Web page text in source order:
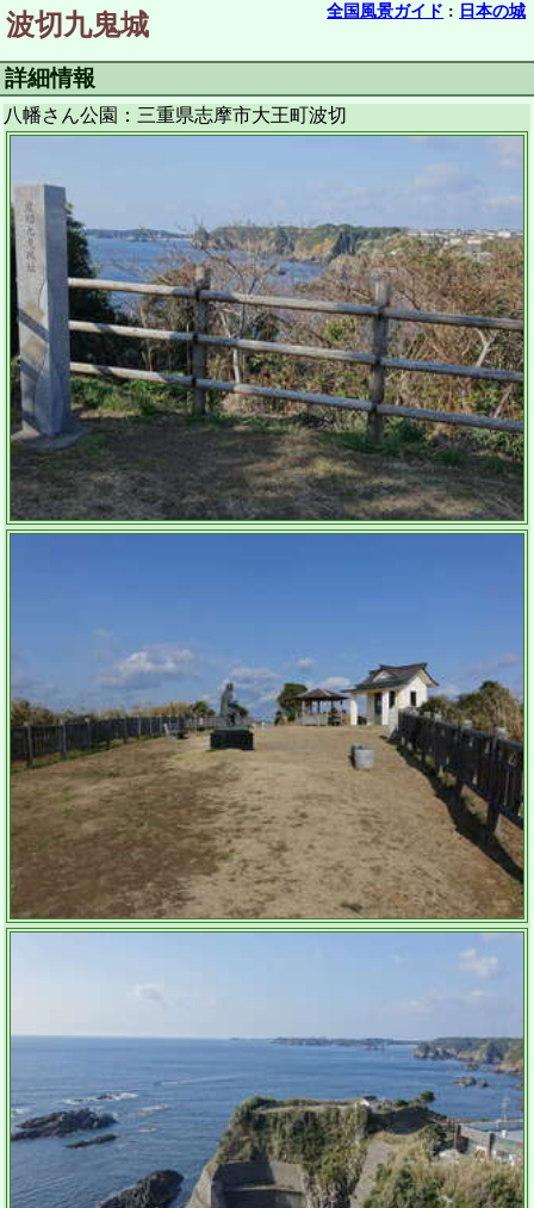
全国風景ガイド : 日本の城
波切九鬼城
詳細情報
八幡さん公園：三重県志摩市大王町波切